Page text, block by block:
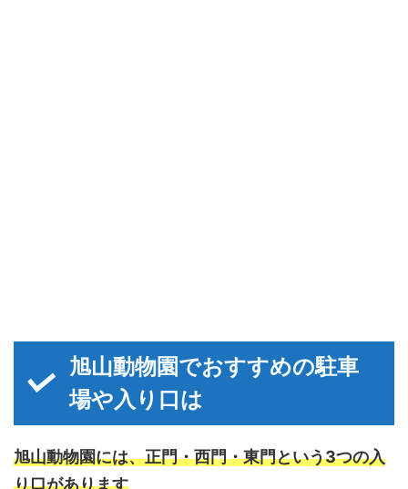
旭山動物園でおすすめの駐車
場や入り口は
旭山動物園には、正門・西門・東門という3つの入
り口があります